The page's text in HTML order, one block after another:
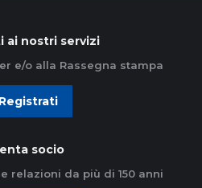
ai nostri servizi
e/o alla Rassegna stampa
Registrati
socio
relazioni da più di 150 anni